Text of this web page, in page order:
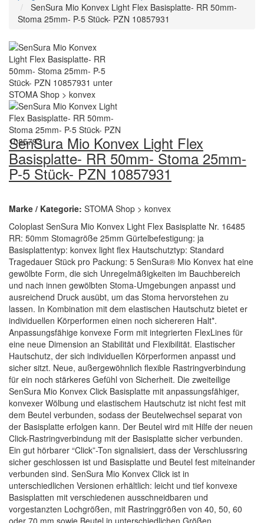
SenSura Mio Konvex Light Flex Basisplatte- RR 50mm-
Stoma 25mm- P-5 Stück- PZN 10857931
SenSura Mio Konvex Light Flex
Basisplatte- RR 50mm- Stoma 25mm-
P-5 Stück- PZN 10857931
Marke / Kategorie: STOMA Shop > konvex
Coloplast SenSura Mio Konvex Light Flex Basisplatte Nr. 16485
RR: 50mm Stomagröße 25mm Gürtelbefestigung: ja
Basisplattentyp: konvex light flex Hautschutztyp: Standard
Tragedauer Stück pro Packung: 5 SenSura® Mio Konvex hat eine
gewölbte Form, die sich Unregelmäßigkeiten im Bauchbereich
und nach innen gewölbten Stoma-Umgebungen anpasst und
ausreichend Druck ausübt, um das Stoma hervorstehen zu
lassen. In Kombination mit dem elastischen Hautschutz bietet er
individuellen Körperformen einen noch sichereren Halt*.
Anpassungsfähige konvexe Form mit integrierten FlexLines für
eine neue Dimension an Stabilität und Flexibilität. Elastischer
Hautschutz, der sich individuellen Körperformen anpasst und
sicher sitzt. Neue, außergewöhnlich flexible Rastringverbindung
für ein noch stärkeres Gefühl von Sicherheit. Die zweiteilige
SenSura Mio Konvex Click Basisplatte mit anpassungsfähiger,
konvexer Wölbung und elastischem Hautschutz ist nicht fest mit
dem Beutel verbunden, sodass der Beutelwechsel separat von
der Basisplatte erfolgen kann. Der Beutel wird mit Hilfe der neuen
Click-Rastringverbindung mit der Basisplatte sicher verbunden.
Ein gut hörbarer “Click”-Ton signalisiert, dass der Verschlussring
sicher geschlossen ist und Basisplatte und Beutel fest miteinander
verbunden sind. SenSura Mio Konvex Click ist in
unterschiedlichen Versionen erhältlich: leicht und tief konvexe
Basisplatten mit verschiedenen ausschneidbaren und
vorgestanzten Lochgrößen, mit Rastringgrößen von 40, 50, 60
oder 70 mm sowie Beutel in unterschiedlichen Größen,